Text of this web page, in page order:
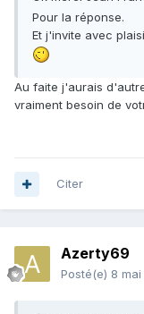
Pour la réponse.
Et j'invite avec
Au faite j'aurais
vraiment besoin de
Citer
Azerty69
Posté(e) 8 mai